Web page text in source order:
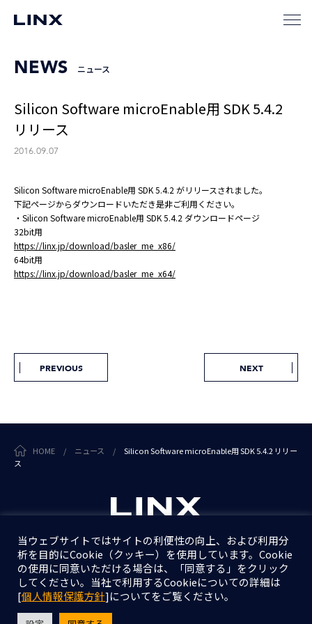
NEWS ニュース
Silicon Software microEnable用 SDK 5.4.2
リリース
2016.09.07
Silicon Software microEnable用 SDK 5.4.2 がリリースされました。
下記ページからダウンロードいただき是非ご利用ください。
・Silicon Software microEnable用 SDK 5.4.2 ダウンロードページ
32bit用
https://linx.jp/download/basler_me_x86/
64bit用
https://linx.jp/download/basler_me_x64/
PREVIOUS NEXT
HOME / ニュース /
Silicon Software microEnable用 SDK 5.4.2 リリー
ス
個人情報保護方針
情報セキュリティ基本方針
当ウェブサイトではサイトの利便性の向上、および利用分
析を目的にCookie（クッキー）を使用しています。Cookie
の使用に同意いただける場合は、「同意する」をクリック
してください。当社で利用するCookieについての詳細は
[個人情報保護方針]についてをご覧ください。